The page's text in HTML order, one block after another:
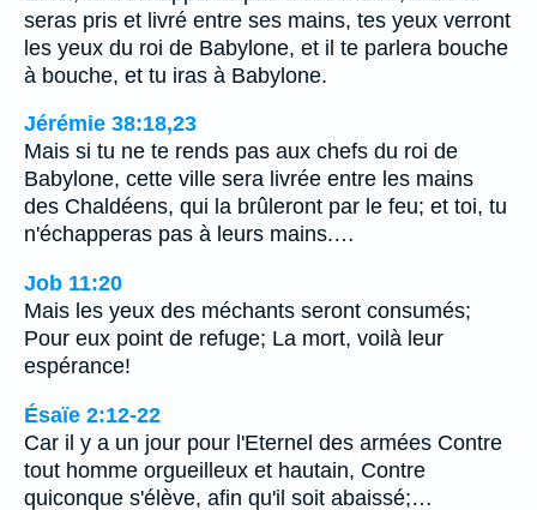
seras pris et livré entre ses mains, tes yeux verront
les yeux du roi de Babylone, et il te parlera bouche
à bouche, et tu iras à Babylone.
Jérémie 38:18,23
Mais si tu ne te rends pas aux chefs du roi de
Babylone, cette ville sera livrée entre les mains
des Chaldéens, qui la brûleront par le feu; et toi, tu
n'échapperas pas à leurs mains.…
Job 11:20
Mais les yeux des méchants seront consumés;
Pour eux point de refuge; La mort, voilà leur
espérance!
Ésaïe 2:12-22
Car il y a un jour pour l'Eternel des armées Contre
tout homme orgueilleux et hautain, Contre
quiconque s'élève, afin qu'il soit abaissé;…